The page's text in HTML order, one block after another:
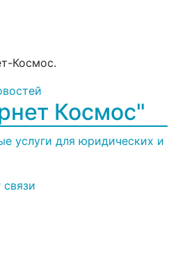
Космос.
Космос"
услуги для юридических и